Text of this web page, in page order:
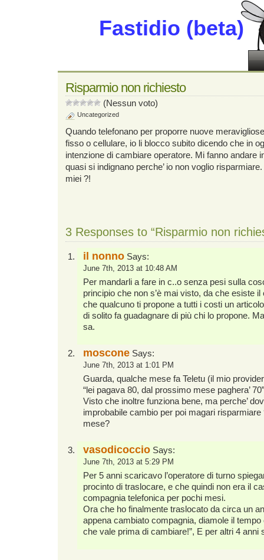
Fastidio (beta)
Risparmio non richiesto
(Nessun voto)
Uncategorized
Quando telefonano per proporre nuove
fisso o cellulare, io li blocco subito dicendo che in
intenzione di cambiare operatore. Mi fanno andare
quasi si indignano perche’ io non voglio
miei ?!
3 Responses to “Risparmio non
il nonno Says:
June 7th, 2013 at 10:48 AM
Per mandarli a fare in c..o senza pesi sulla
principio che non s’è mai visto, da che esiste
che qualcuno ti propone a tutti i costi un
di solito fa guadagnare di più chi lo propone.
sa.
moscone Says:
June 7th, 2013 at 1:01 PM
Guarda, qualche mese fa Teletu (il mio
“lei pagava 80, dal prossimo mese paghera’
Visto che inoltre funziona bene, ma perche’
improbabile cambio per poi magari
mese?
vasodicoccio Says:
June 7th, 2013 at 5:29 PM
Per 5 anni scaricavo l’operatore di turno
procinto di traslocare, e che quindi non era il
compagnia telefonica per pochi mesi.
Ora che ho finalmente traslocato da circa un
appena cambiato compagnia, diamole il
che vale prima di cambiare!”, E per altri 4 anni